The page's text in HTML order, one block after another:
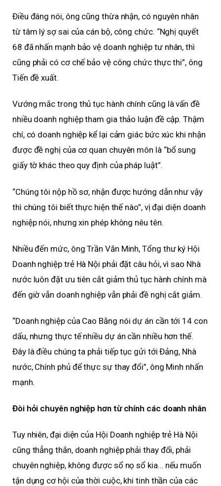
Điều đáng nói, ông cũng thừa nhận, có nguyên nhân
từ tâm lý sợ sai của cán bộ, công chức. “Nghị quyết
68 đã nhấn mạnh bảo vệ doanh nghiệp tư nhân, thì
cũng phải có cơ chế bảo vệ công chức thực thi”, ông
Tiến đề xuất.
Vướng mắc trong thủ tục hành chính cũng là vấn đề
nhiều doanh nghiệp tham gia thảo luận đề cập. Thậm
chí, có doanh nghiệp kể lại cảm giác bức xúc khi nhận
được đề nghị của cơ quan chuyên môn là “bổ sung
giấy tờ khác theo quy định của pháp luật”.
“Chúng tôi nộp hồ sơ, nhận được hướng dẫn như vậy
thì chúng tôi biết thực hiện thế nào”, vị đại diện doanh
nghiệp nói, nhưng xin phép không nêu tên.
Nhiều đến mức, ông Trần Văn Minh, Tổng thư ký Hội
Doanh nghiệp trẻ Hà Nội phải đặt câu hỏi, vì sao Nhà
nước luôn đặt ưu tiên cắt giảm thủ tục hành chính mà
đến giờ vẫn doanh nghiệp vẫn phải đề nghị cắt giảm.
“Doanh nghiệp của Cao Bằng nói dự án cần tới 14 con
dấu, nhưng thực tế nhiều dự án cần nhiều hơn thế.
Đây là điều chúng ta phải tiếp tục gửi tới Đảng, Nhà
nước, Chính phủ để thực sự thay đổi”, ông Minh nhấn
mạnh.
Đòi hỏi chuyên nghiệp hơn từ chính các doanh nhân
Tuy nhiên, đại diện của Hội Doanh nghiệp trẻ Hà Nội
cũng thẳng thắn, doanh nghiệp phải thay đổi, phải
chuyên nghiệp, không được sổ nọ sổ kia… nếu muốn
tận dụng cơ hội của thời cuộc, khi tinh thần của các